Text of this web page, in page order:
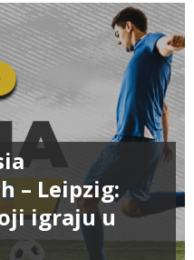
– Leipzig:
igraju u